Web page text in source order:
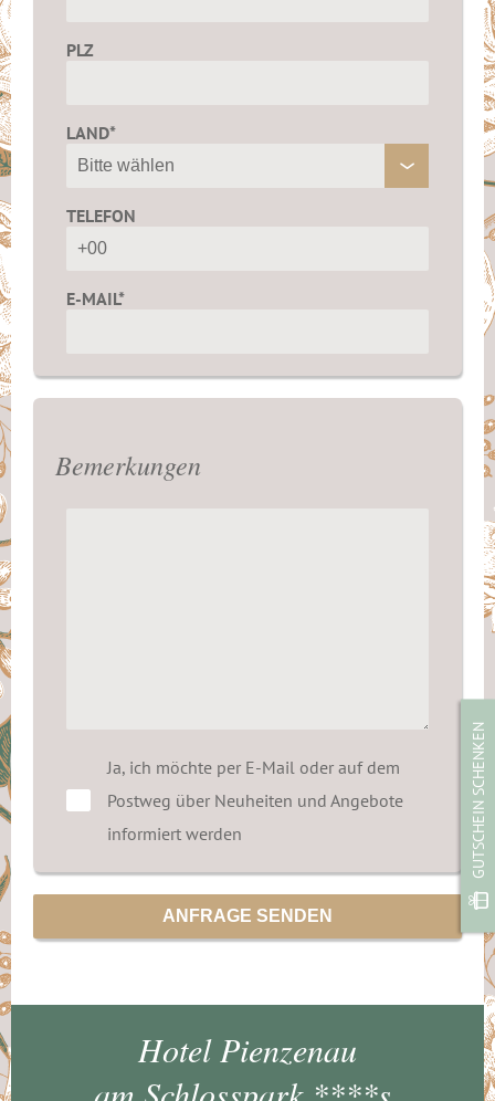
GUTSCHEIN SCHENKEN
PLZ
LAND*
TELEFON
E-MAIL*
Bemerkungen
Ja, ich möchte per E-Mail oder auf dem
Postweg über Neuheiten und Angebote
informiert werden
Hotel Pienzenau